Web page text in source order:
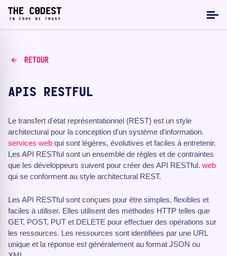
RETOUR
APIS RESTFUL
Le transfert d'état représentationnel (REST) est un style
architectural pour la conception d'un système d'information.
services web qui sont légères, évolutives et faciles à entretenir.
Les API RESTful sont un ensemble de règles et de contraintes
que les développeurs suivent pour créer des API RESTful. web
qui se conforment au style architectural REST.
Les API RESTful sont conçues pour être simples, flexibles et
faciles à utiliser. Elles utilisent des méthodes HTTP telles que
GET, POST, PUT et DELETE pour effectuer des opérations sur
les ressources. Les ressources sont identifiées par une URL
unique et la réponse est généralement au format JSON ou